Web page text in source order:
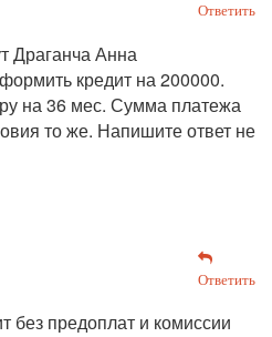
Ответить
Драганча Анна
кредит на 200000.
на 36 мес. Сумма платежа
то же. Напишите ответ не
Ответить
без предоплат и комиссии